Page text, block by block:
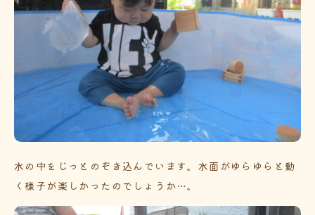
水の中をじっとのぞき込んでいます。水面がゆらゆらと動
く様子が楽しかったのでしょうか…。